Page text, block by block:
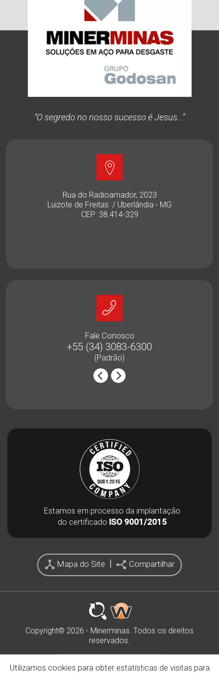
“O segredo no nosso sucesso é Jesus...”
Rua do Radioamador, 2023
Luizote de Freitas / Uberlândia - MG
CEP: 38.414-329
Fale Conosco
+55 (34) 3083-6300
(Padrão)
Estamos em processo da implantação
do certificado ISO 9001/2015
Mapa do Site Compartilhar
Copyright© 2026 - Minerminas. Todos os direitos
reservados.
Politica de Privacidade
Utilizamos cookies para obter estatísticas de visitas para